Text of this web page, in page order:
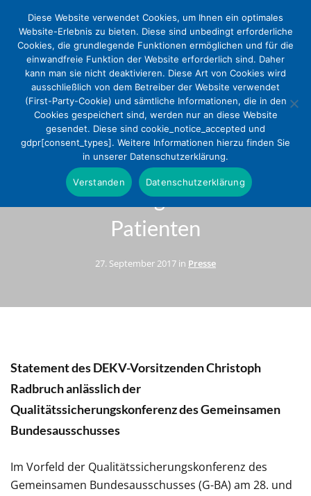
Qualitätsverträge stärken
hochwertige Versorgung für
besonders gefährdete
Patienten
27. September 2017 in Presse
Statement des DEKV-Vorsitzenden Christoph
Radbruch anlässlich der
Qualitätssicherungskonferenz des Gemeinsamen
Bundesausschusses
Im Vorfeld der Qualitätssicherungskonferenz des
Gemeinsamen Bundesausschusses (G-BA) am 28. und
Diese Website verwendet Cookies, um Ihnen ein optimales
Website-Erlebnis zu bieten. Diese sind unbedingt erforderliche
Cookies, die grundlegende Funktionen ermöglichen und für die
einwandfreie Funktion der Website erforderlich sind. Daher
kann man sie nicht deaktivieren. Diese Art von Cookies wird
ausschließlich von dem Betreiber der Website verwendet
(First-Party-Cookie) und sämtliche Informationen, die in den
Cookies gespeichert sind, werden nur an diese Website
gesendet. Diese sind cookie_notice_accepted und
gdpr[consent_types]. Weitere Informationen hierzu finden Sie
in unserer Datenschutzerklärung.
Verstanden Datenschutzerklärung